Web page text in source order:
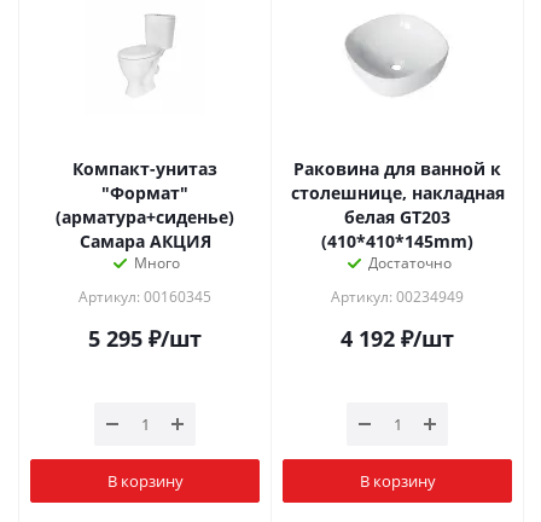
Компакт-унитаз
"Формат"
(арматура+сиденье)
Самара АКЦИЯ
Много
Артикул: 00160345
5 295 ₽/шт
В корзину
Раковина для ванной к
столешнице, накладная
белая GT203
(410*410*145mm)
Достаточно
Артикул: 00234949
4 192 ₽/шт
В корзину